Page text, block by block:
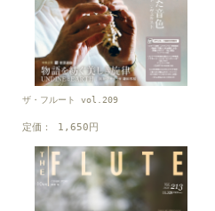
ザ・フルート vol.209
定価： 1,650円